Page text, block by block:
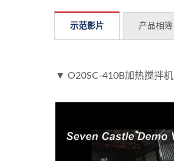
示范影片 产品相簿
▼ O20SC-410B加热搅拌机